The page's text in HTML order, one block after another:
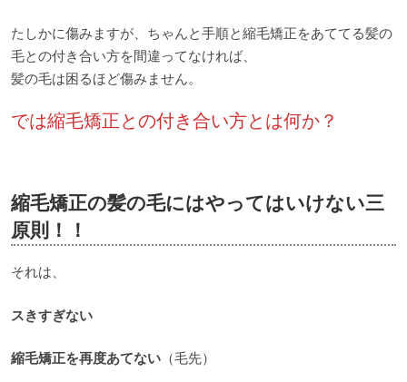
たしかに傷みますが、ちゃんと手順と縮毛矯正をあててる髪の
毛との付き合い方を間違ってなければ、
髪の毛は困るほど傷みません。
では縮毛矯正との付き合い方とは何か？
縮毛矯正の髪の毛にはやってはいけない三
原則！！
それは、
スきすぎない
縮毛矯正を再度あてない （毛先）